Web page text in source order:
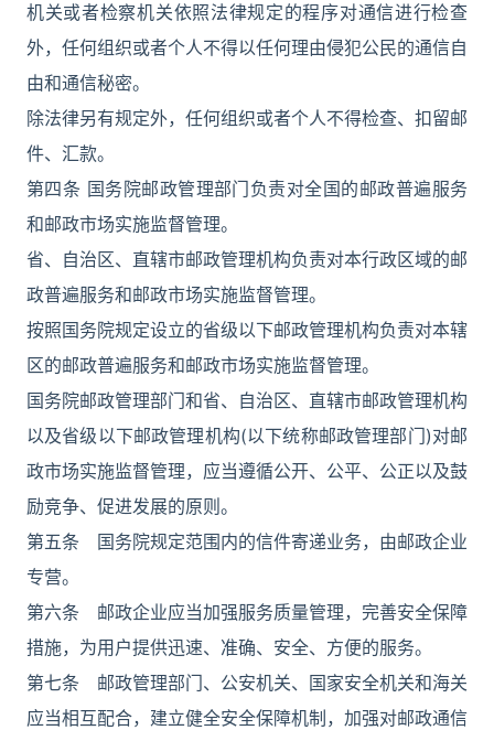
机关或者检察机关依照法律规定的程序对通信进行检查
外，任何组织或者个人不得以任何理由侵犯公民的通信自
由和通信秘密。
除法律另有规定外，任何组织或者个人不得检查、扣留邮
件、汇款。
第四条 国务院邮政管理部门负责对全国的邮政普遍服务
和邮政市场实施监督管理。
省、自治区、直辖市邮政管理机构负责对本行政区域的邮
政普遍服务和邮政市场实施监督管理。
按照国务院规定设立的省级以下邮政管理机构负责对本辖
区的邮政普遍服务和邮政市场实施监督管理。
国务院邮政管理部门和省、自治区、直辖市邮政管理机构
以及省级以下邮政管理机构(以下统称邮政管理部门)对邮
政市场实施监督管理，应当遵循公开、公平、公正以及鼓
励竞争、促进发展的原则。
第五条 国务院规定范围内的信件寄递业务，由邮政企业
专营。
第六条 邮政企业应当加强服务质量管理，完善安全保障
措施，为用户提供迅速、准确、安全、方便的服务。
第七条 邮政管理部门、公安机关、国家安全机关和海关
应当相互配合，建立健全安全保障机制，加强对邮政通信